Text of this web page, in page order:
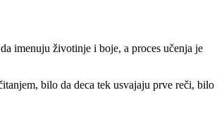
imenuju životinje i boje, a proces učenja je
bilo da deca tek usvajaju prve reči, bilo